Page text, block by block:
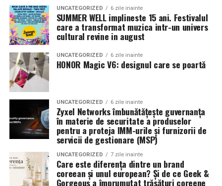
UNCATEGORIZED 6 zile inainte
SUMMER WELL implineste 15 ani. Festivalul
care a transformat muzica intr-un univers
cultural revine in august
UNCATEGORIZED 6 zile inainte
HONOR Magic V6: designul care se poartă
UNCATEGORIZED 6 zile inainte
Zyxel Networks îmbunătățește guvernanța
în materie de securitate a produselor
pentru a proteja IMM-urile și furnizorii de
servicii de gestionare (MSP)
UNCATEGORIZED 7 zile inainte
Care este diferența dintre un brand
coreean și unul european? Și de ce Geek &
Gorgeous a împrumutat trăsături coreene